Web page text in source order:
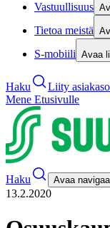
Vastuullisuus
Tietoa meistä
S-mobiili Avaa
Haku
Liity
Mene Etusivulle
Haku Avaa
13.2.2020